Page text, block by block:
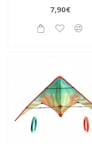
7,90€